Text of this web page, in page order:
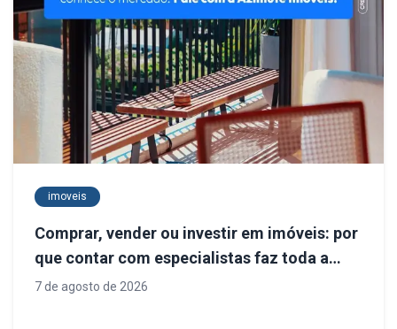
imoveis
Comprar, vender ou investir em imóveis: por
que contar com especialistas faz toda a
diferença
7 de agosto de 2026